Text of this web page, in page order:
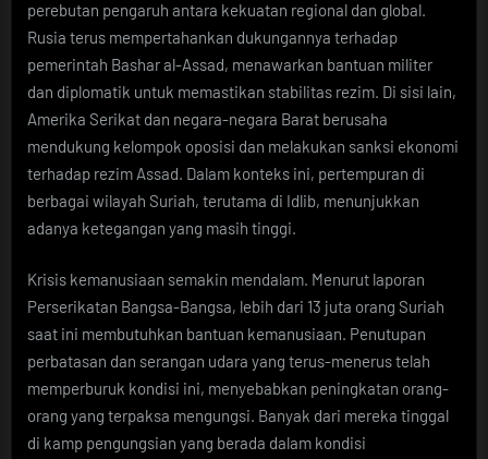
perebutan pengaruh antara kekuatan regional dan global.
Rusia terus mempertahankan dukungannya terhadap
pemerintah Bashar al-Assad, menawarkan bantuan militer
dan diplomatik untuk memastikan stabilitas rezim. Di sisi lain,
Amerika Serikat dan negara-negara Barat berusaha
mendukung kelompok oposisi dan melakukan sanksi ekonomi
terhadap rezim Assad. Dalam konteks ini, pertempuran di
berbagai wilayah Suriah, terutama di Idlib, menunjukkan
adanya ketegangan yang masih tinggi.
Krisis kemanusiaan semakin mendalam. Menurut laporan
Perserikatan Bangsa-Bangsa, lebih dari 13 juta orang Suriah
saat ini membutuhkan bantuan kemanusiaan. Penutupan
perbatasan dan serangan udara yang terus-menerus telah
memperburuk kondisi ini, menyebabkan peningkatan orang-
orang yang terpaksa mengungsi. Banyak dari mereka tinggal
di kamp pengungsian yang berada dalam kondisi